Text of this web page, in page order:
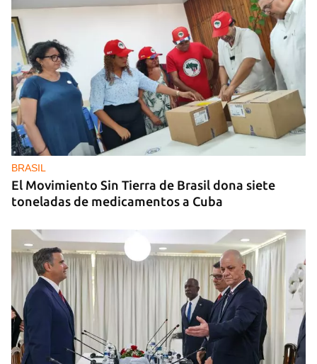
BRASIL
El Movimiento Sin Tierra de Brasil dona siete
toneladas de medicamentos a Cuba